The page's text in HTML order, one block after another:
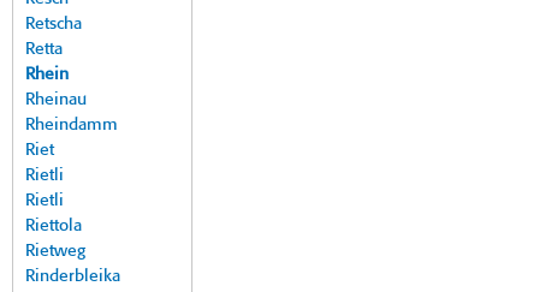
Retscha
Retta
Rhein
Rheinau
Rheindamm
Riet
Rietli
Rietli
Riettola
Rietweg
Rinderbleika